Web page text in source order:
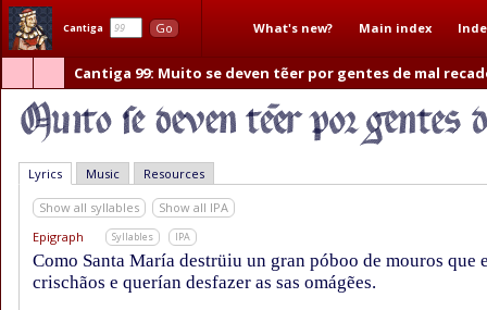
Cantiga Go What's new? Main index
Cantiga 99: Muito se deven tẽer por gentes de mal
Lyrics Music Resources
Show all syllables
Show all IPA
Epigraph
Syllables IPA
Como Santa María destrüiu un gran póboo de mouros que
crischãos e querían desfazer as sas omágẽes.